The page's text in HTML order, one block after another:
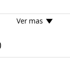
Ver mas